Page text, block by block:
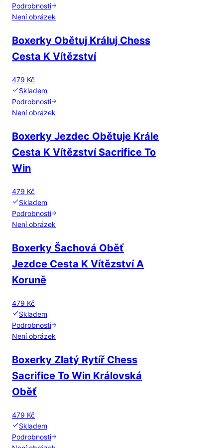
Podrobnosti
Není obrázek
Boxerky Obětuj Králuj Chess
Cesta K Vítězství
479 Kč
Skladem
Podrobnosti
Není obrázek
Boxerky Jezdec Obětuje Krále
Cesta K Vítězství Sacrifice To
Win
479 Kč
Skladem
Podrobnosti
Není obrázek
Boxerky Šachová Oběť
Jezdce Cesta K Vítězství A
Koruně
479 Kč
Skladem
Podrobnosti
Není obrázek
Boxerky Zlatý Rytíř Chess
Sacrifice To Win Královská
Oběť
479 Kč
Skladem
Podrobnosti